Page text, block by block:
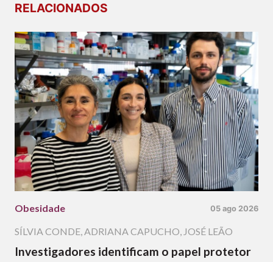
RELACIONADOS
Obesidade 05 ago 2026
SÍLVIA CONDE,ADRIANA CAPUCHO, JOSÉ LEÃO
Investigadores identificam o papel protetor